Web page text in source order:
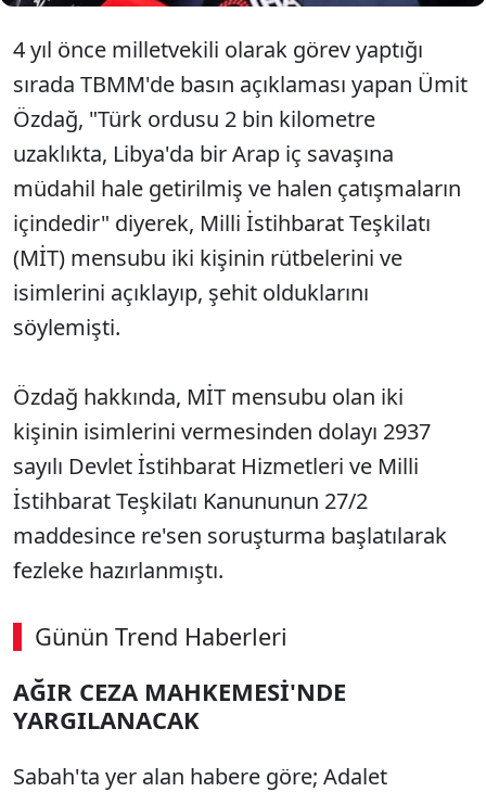
4 yıl önce milletvekili olarak görev yaptığı
sırada TBMM'de basın açıklaması yapan Ümit
Özdağ, "Türk ordusu 2 bin kilometre
uzaklıkta, Libya'da bir Arap iç savaşına
müdahil hale getirilmiş ve halen çatışmaların
içindedir" diyerek, Milli İstihbarat Teşkilatı
(MİT) mensubu iki kişinin rütbelerini ve
isimlerini açıklayıp, şehit olduklarını
söylemişti.
Özdağ hakkında, MİT mensubu olan iki
kişinin isimlerini vermesinden dolayı 2937
sayılı Devlet İstihbarat Hizmetleri ve Milli
İstihbarat Teşkilatı Kanununun 27/2
maddesince re'sen soruşturma başlatılarak
fezleke hazırlanmıştı.
Günün Trend Haberleri
AĞIR CEZA MAHKEMESİ'NDE
YARGILANACAK
Sabah'ta yer alan habere göre; Adalet